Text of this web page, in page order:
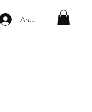
Anmelden